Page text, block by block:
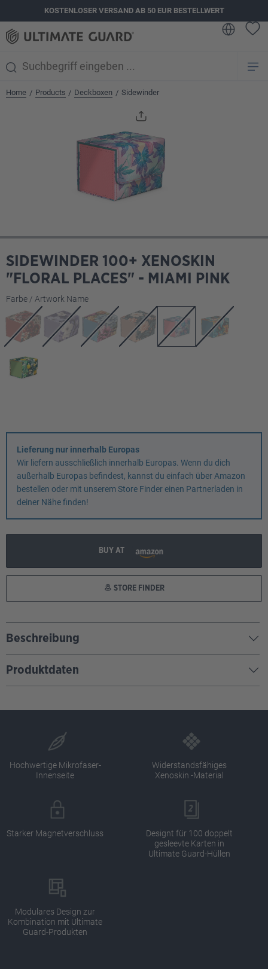
springenKOSTENLOSER VERSAND AB 50 EUR BESTELLWERT
Home / Products / Deckboxen / Sidewinder
SIDEWINDER 100+ XENOSKIN
"FLORAL PLACES" - MIAMI PINK
Farbe / Artwork Nameauswählen
Lieferung nur innerhalb Europas
Wir liefern ausschließlich innerhalb Europas. Wenn du dich
außerhalb Europas befindest, kannst du einfach über Amazon
bestellen oder mit unserem Store Finder einen Partnerladen in
deiner Nähe finden!
BUY AT
STORE FINDER
Beschreibung
Produktdaten
Hochwertige Mikrofaser-
Innenseite
Widerstandsfähiges
Xenoskin -Material
Starker Magnetverschluss
Designt für 100 doppelt
gesleevte Karten in
Ultimate Guard-Hüllen
Modulares Design zur
Kombination mit Ultimate
Guard-Produkten